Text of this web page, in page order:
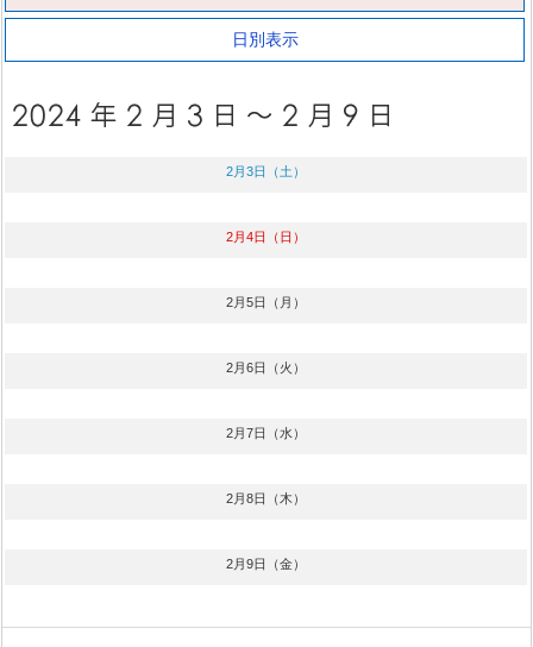
日別表示
2月3日（土）
2月4日（日）
2月5日（月）
2月6日（火）
2月7日（水）
2月8日（木）
2月9日（金）